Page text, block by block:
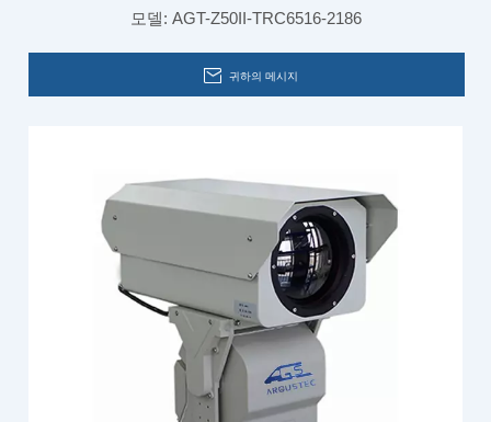
한
모델: AGT-Z50II-TRC6516-2186
귀하의 메시지